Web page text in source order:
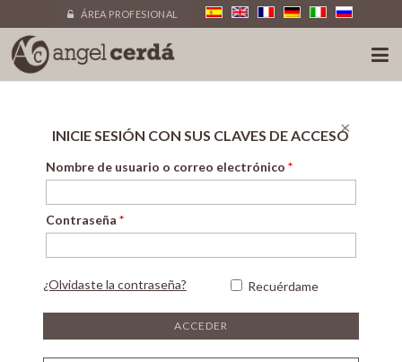
ÁREA PROFESIONAL
INICIE SESIÓN CON SUS CLAVES DE ACCESO
Nombre de usuario o correo electrónico *
Contraseña *
¿Olvidaste la contraseña? Recuérdame
×